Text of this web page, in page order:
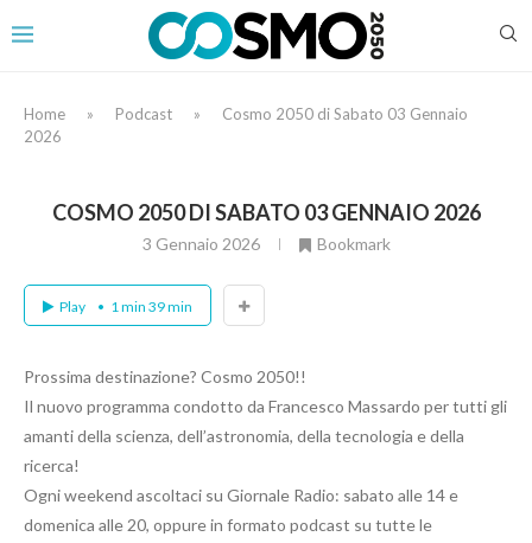
Home » Podcast »
Cosmo 2050 di Sabato 03 Gennaio
2026
COSMO 2050 DI SABATO 03 GENNAIO 2026
3 Gennaio 2026 Bookmark
Play 1 min 39 min
Prossima destinazione? Cosmo 2050!!
Il nuovo programma condotto da Francesco Massardo per tutti gli
amanti della scienza, dell’astronomia, della tecnologia e della
ricerca!
Ogni weekend ascoltaci su Giornale Radio: sabato alle 14 e
domenica alle 20, oppure in formato podcast su tutte le